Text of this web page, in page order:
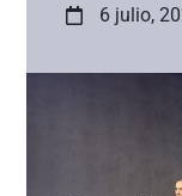
6 julio,